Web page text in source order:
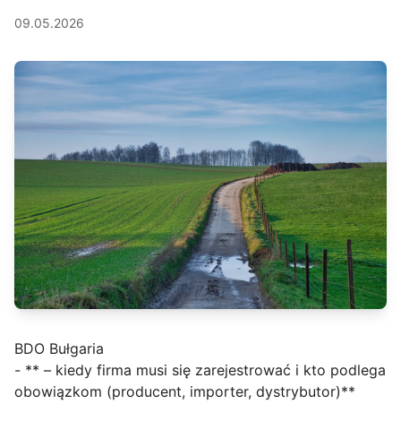
09.05.2026
BDO Bułgaria
- ** – kiedy firma musi się zarejestrować i kto podlega
obowiązkom (producent, importer, dystrybutor)**